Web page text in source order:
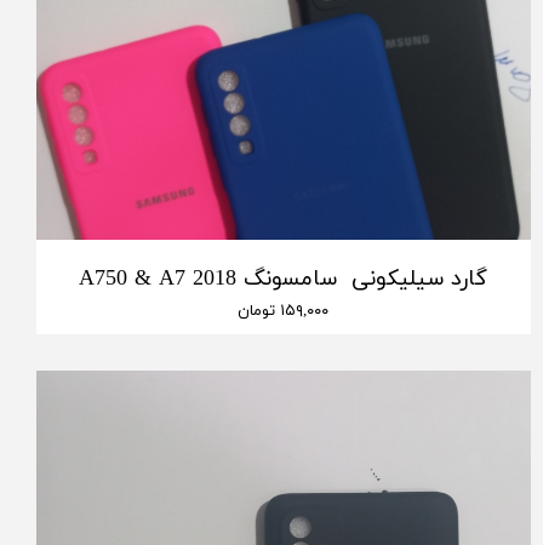
گارد سیلیکونی سامسونگ A750 & A7 2018
۱۵۹,۰۰۰ تومان